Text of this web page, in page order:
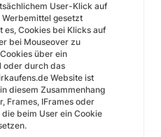
User-Klick auf
gesetzt
Cookies bei Klicks auf
bei Mouseover zu
über ein
oder durch das
Website ist
diesem Zusammenhang
Frames, IFrames oder
beim User ein Cookie